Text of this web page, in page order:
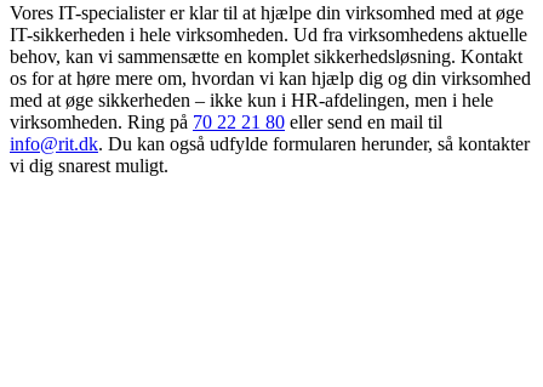
Vores IT-specialister er klar til at hjælpe din virksomhed med at øge
IT-sikkerheden i hele virksomheden. Ud fra virksomhedens aktuelle
behov, kan vi sammensætte en komplet sikkerhedsløsning. Kontakt
os for at høre mere om, hvordan vi kan hjælp dig og din virksomhed
med at øge sikkerheden – ikke kun i HR-afdelingen, men i hele
virksomheden. Ring på 70 22 21 80 eller send en mail til
info@rit.dk. Du kan også udfylde formularen herunder, så kontakter
vi dig snarest muligt.